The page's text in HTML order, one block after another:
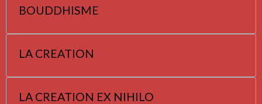
BOUDDHISME
LA CREATION
LA CREATION EX NIHILO